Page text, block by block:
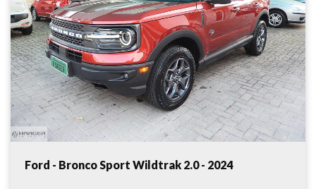
Ford - Bronco Sport Wildtrak 2.0 - 2024